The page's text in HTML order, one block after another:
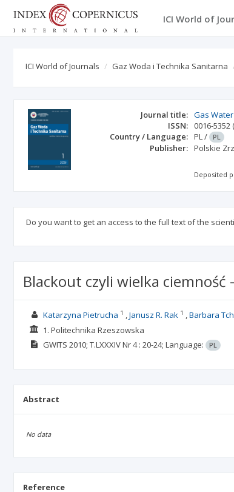
ICI World of
ICI World of Journals Gaz Woda i Technika Sanitarna
Journal title: Gas
ISSN: 0016-5352
Country / Language: PL/ PL
Publisher: Polskie
Deposited
Do you want to get an access to the full text of the
Blackout czyli wielka ciemność
Katarzyna Pietrucha 1 Janusz R. Rak 1 Barbara
1. Politechnika Rzeszowska
GWITS 2010; T.LXXXIV Nr 4 : 20-24; Language: PL
Abstract
No data
Reference